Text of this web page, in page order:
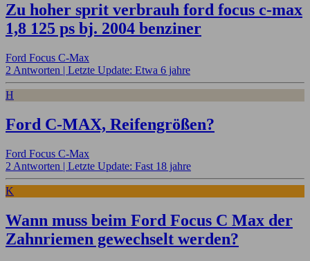
Zu hoher sprit verbrauh ford focus c-max
1,8 125 ps bj. 2004 benziner
Ford Focus C-Max
2 Antworten | Letzte Update: Etwa 6 jahre
H
Ford C-MAX, Reifengrößen?
Ford Focus C-Max
2 Antworten | Letzte Update: Fast 18 jahre
K
Wann muss beim Ford Focus C Max der
Zahnriemen gewechselt werden?